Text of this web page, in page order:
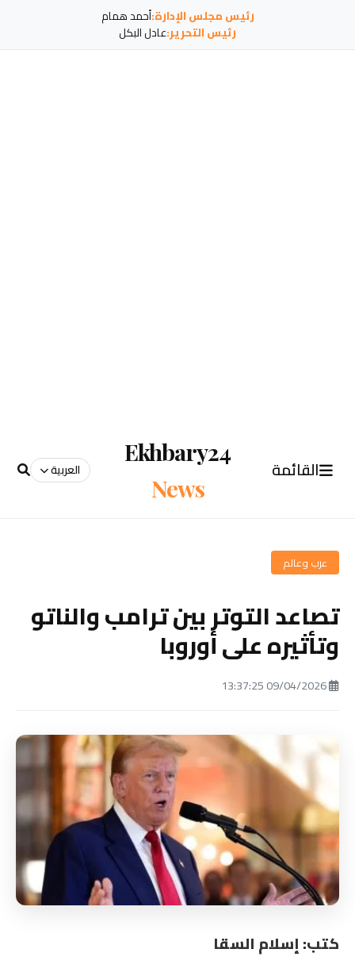
رئيس مجلس الإدارة:أحمد همام
رئيس التحرير:عادل البكل
القائمة
Ekhbary24
News
العربية
عرب وعالم
تصاعد التوتر بين ترامب والناتو
وتأثيره على أوروبا
كتب: إسلام السقا